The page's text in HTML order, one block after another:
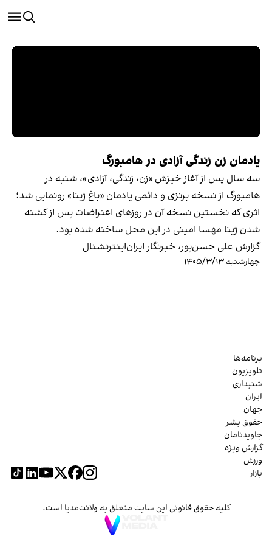
یادمان زن زندگی آزادی در هامبورگ
سه سال پس از آغاز خیزش «زن، زندگی، آزادی»، شنبه در
هامبورگ از نسخه برنزی و دائمی یادمان «باغ ژینا» رونمایی شد؛
اثری که نخستین نسخه آن در روزهای اعتراضات پس از کشته
شدن ژینا مهسا امینی در این محل ساخته شده بود.
گزارش علی حسن‌پور، خبرنگار ایران‌اینترنشنال
چهارشنبه ۱۴۰۵/۳/۱۳
برنامه‌ها
تلویزیون
شنیداری
ایران
جهان
حقوق بشر
جاویدنامان
گزارش ویژه
ورزش
بازار
کلیه حقوق قانونی این سایت متعلق به ولانت‌مدیا است.